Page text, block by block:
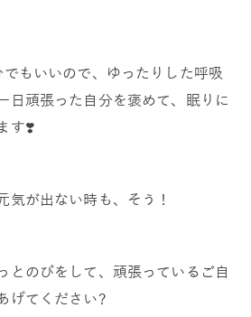
もいいので、ゆったりした呼吸
日頑張った自分を褒めて、眠りに
す❣️
気が出ない時も、そう！
とのびをして、頑張っているご自
げてください?